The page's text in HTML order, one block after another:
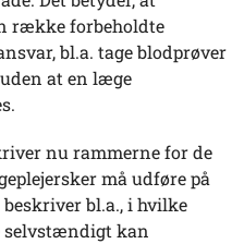
række forbeholdte
bl.a. tage blodprøver
at en læge
nu rammerne for de
må udføre på
bl.a., i hvilke
selvstændigt kan